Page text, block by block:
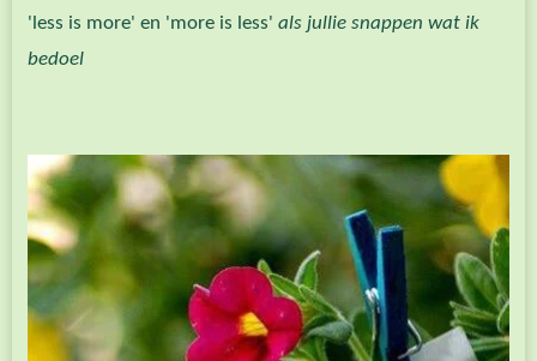
'less is more' en 'more is less' als jullie snappen wat ik
bedoel